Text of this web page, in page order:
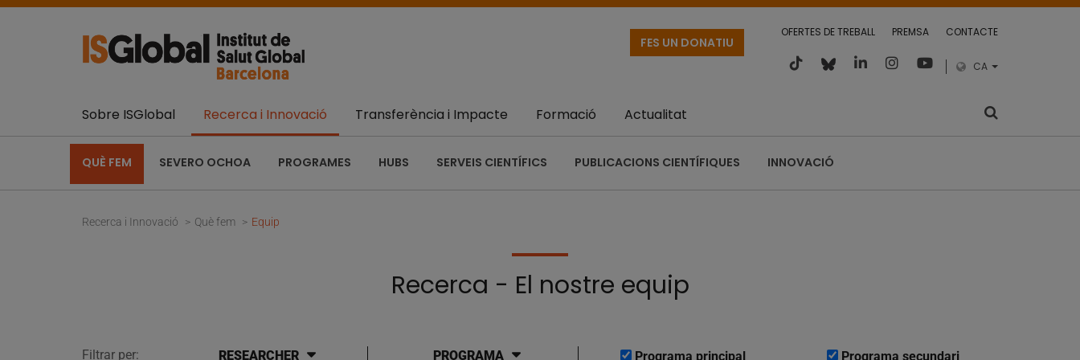
OFERTES DE TREBALL PREMSA CONTACTE
CA
FES UN DONATIU
Sobre ISGlobal Recerca i Innovació
QUÈ FEM SEVERO OCHOA PROGRAMES HUBS SERVEIS CIENTÍFICS PUBLICACIONS CIENTÍFIQUES INNOVACIÓ
Transferència i Impacte Formació Actualitat
Recerca i Innovació Què fem Equip
Recerca - El nostre equip
Filtrar per: RESEARCHER PROGRAMA Programa principal Programa secundari